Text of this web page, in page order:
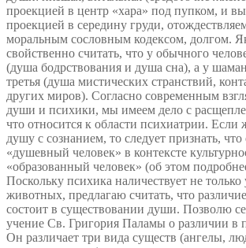
проекцией в центр «хара» под пупком, и
проекцией в середину груди,
моральным сословным кодексом, долгом.
свойственно считать, что у обычного
(душа бодрствования и душа сна), а у
третья (душа мистических странствий,
других миров). Согласно современным
души и психики, мы имеем дело с
что относится к области психиатрии. Если
душу с сознанием, то следует признать, что
«душевный человек» в контексте
«образованный человек» (об этом
Поскольку психика наличествует не
животных, предлагаю считать, что
состоит в существовании души. Позволю
учение Св. Григория Паламы о различии в
Он различает три вида существ (ангелы,